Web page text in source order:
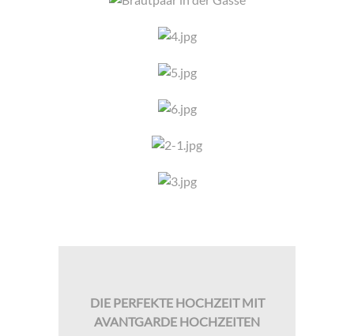
DIE PERFEKTE HOCHZEIT MIT
AVANTGARDE HOCHZEITEN